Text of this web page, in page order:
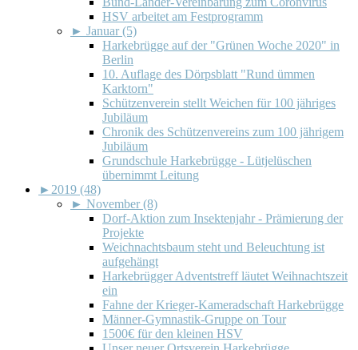
HSV arbeitet am Festprogramm
► Januar (5)
Harkebrügge auf der "Grünen Woche 2020" in
Berlin
10. Auflage des Dörpsblatt "Rund ümmen
Karktorn"
Schützenverein stellt Weichen für 100 jähriges
Jubiläum
Chronik des Schützenvereins zum 100 jährigem
Jubiläum
Grundschule Harkebrügge - Lütjelüschen
übernimmt Leitung
► 2019 (48)
► November (8)
Dorf-Aktion zum Insektenjahr - Prämierung der
Projekte
Weichnachtsbaum steht und Beleuchtung ist
aufgehängt
Harkebrügger Adventstreff läutet Weihnachtszeit
ein
Fahne der Krieger-Kameradschaft Harkebrügge
Männer-Gymnastik-Gruppe on Tour
1500€ für den kleinen HSV